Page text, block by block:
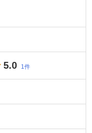
5.0 1件